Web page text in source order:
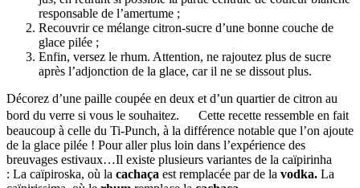
responsable de l’amertume ;
Recouvrir ce mélange citron-sucre d’une bonne couche de
glace pilée ;
Enfin, versez le rhum. Attention, ne rajoutez plus de sucre
après l’adjonction de la glace, car il ne se dissout plus.
Décorez d’une paille coupée en deux et d’un quartier de citron au
bord du verre si vous le souhaitez. Cette recette ressemble en fait
beaucoup à celle du Ti-Punch, à la différence notable que l’on ajoute
de la glace pilée ! Pour aller plus loin dans l’expérience des
breuvages estivaux…Il existe plusieurs variantes de la caïpirinha
: La caïpiroska, où la cachaça est remplacée par de la vodka. La